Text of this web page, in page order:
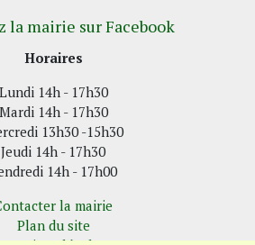
la mairie sur Facebook
Horaires
Lundi 14h - 17h30
Mardi 14h - 17h30
13h30 -15h30
Jeudi 14h - 17h30
14h - 17h00
la mairie
Plan du site